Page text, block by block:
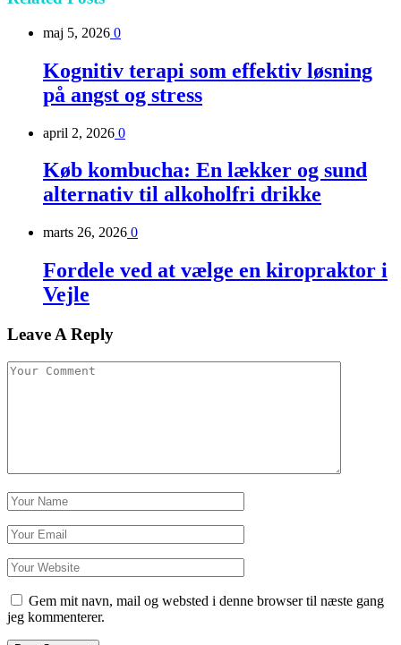
maj 5, 2026 0
Kognitiv terapi som effektiv løsning
på angst og stress
april 2, 2026 0
Køb kombucha: En lækker og sund
alternativ til alkoholfri drikke
marts 26, 2026 0
Fordele ved at vælge en kiropraktor i
Vejle
Leave A Reply
Gem mit navn, mail og websted i denne browser til næste gang
jeg kommenterer.